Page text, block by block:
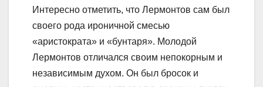
Интересно отметить, что Лермонтов сам был
своего рода ироничной смесью
«аристократа» и «бунтаря». Молодой
Лермонтов отличался своим непокорным и
независимым духом. Он был бросок и